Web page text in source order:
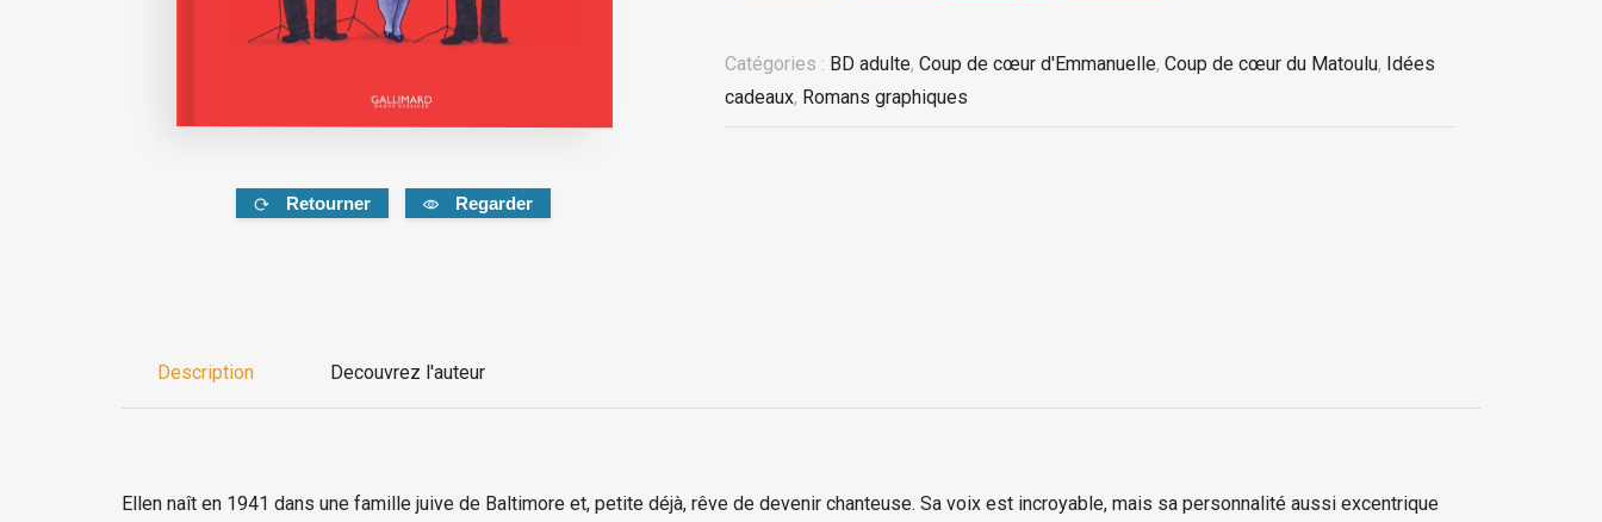
Retourner Regarder
Catégories : BD adulte, Coup de cœur d'Emmanuelle, Coup de cœur du Matoulu, Idées
cadeaux, Romans graphiques
Description Decouvrez l'auteur
Ellen naît en 1941 dans une famille juive de Baltimore et, petite déjà, rêve de devenir chanteuse. Sa voix est incroyable, mais sa personnalité aussi excentrique